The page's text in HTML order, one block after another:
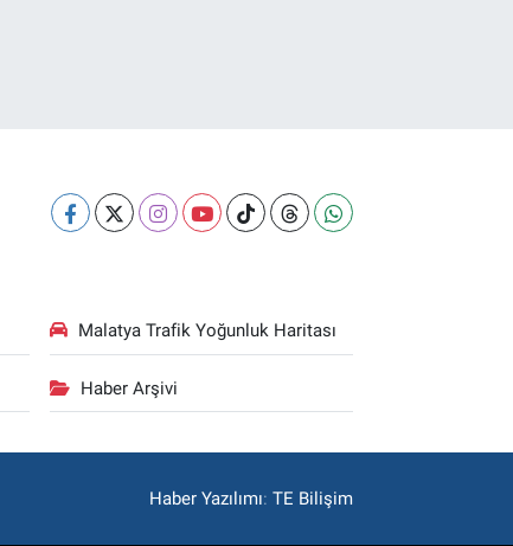
Malatya Trafik Yoğunluk Haritası
Haber Arşivi
Haber Yazılımı:TE Bilişim